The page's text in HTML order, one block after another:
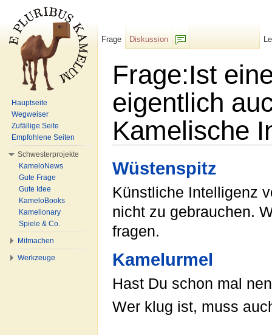
Frage:Ist
eigentlich
Kamelische
Wüstenspitz
Künstliche Intelligenz
nicht zu gebrauchen.
fragen.
Kamelurmel
Hast Du schon mal
Wer klug ist, muss
Frage
Diskussion
Hauptseite
Wegweiser
Zufällige Seite
Empfohlene Seiten
Schwesterprojekte
KameloNews
Gute Frage
Gute Idee
KameloBooks
Kamelionary
Spiele & Co.
Mitmachen
Werkzeuge